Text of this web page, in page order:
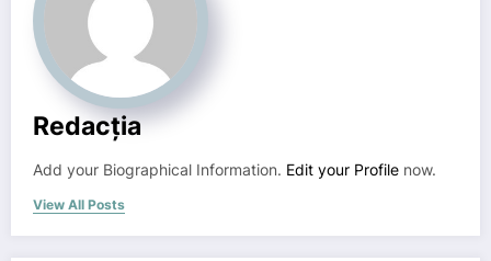
Redacția
Add your Biographical Information. Edit your Profile now.
View All Posts